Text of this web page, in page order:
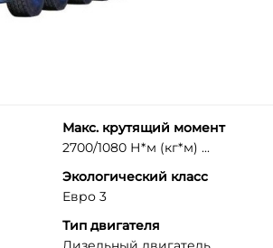
Макс. крутящий момент
2700/1080 Н*м (кг*м) ...
Экологический класс
Евро 3
Тип двигателя